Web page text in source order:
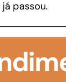
realizar
passou.